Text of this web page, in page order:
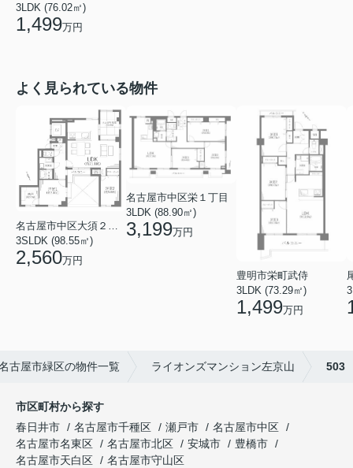
3LDK (76.02㎡)
1,499万円
よく見られている物件
3SLDK (98.55㎡)
2,560万円
名古屋市中区栄１丁目
3LDK (88.90㎡)
3,199万円
豊明市栄町武侍
3LDK (73.29㎡)
1,499万円
古屋市緑区の物件一覧 ライオンズマンション左京山 503
市区町村から探す
春日井市
名古屋市千種区 瀬戸市
名古屋市中区
名古屋市名東区
名古屋市北区 安城市
豊橋市
名古屋市天白区
名古屋市守山区